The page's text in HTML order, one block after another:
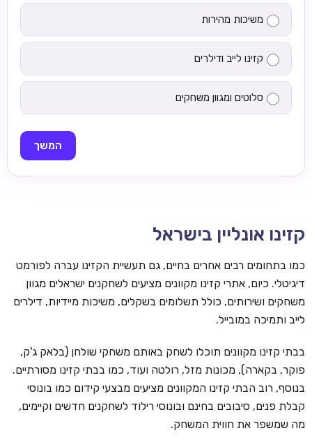
משיכות מהירות
קזינו לייב ודילרים
סלוטים ומגוון משחקים
המשך
קזינו אונליין בישראל
כמו בתחומים רבים אחרים בחיים, גם תעשיית הקזינו עברה לפורמט
דיגיטלי. כיום, אתרי קזינו מקוונים מציעים לשחקנים ישראלים מגוון
משחקים ושירותים, כולל תשלומים בשקלים, משיכות מיידיות, דילרים
לייב ותמיכה במובייל.
בבתי קזינו מקוונים תוכלו לשחק באותם משחקי שולחן (בלאק ג'ק,
פוקר, בקארה), מכונות מזל, רולטה ועוד, כמו בבתי קזינו מסורתיים.
בנוסף, רוב הבתי קזינו המקוונים מציעים מבצעי קידום כמו בונוסי
קבלת פנים, סיבובים בחינם ובונוסי רילוד לשחקנים חדשים וקיימים,
מה שמשפר את חווית המשחק.